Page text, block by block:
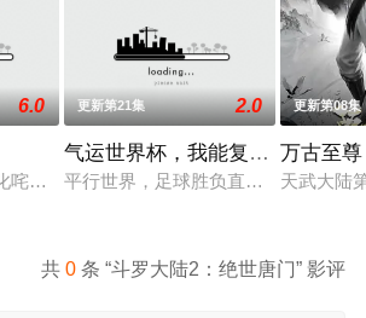
6.0
咤修真界，宗内弟子皆是天骄，所向披靡
更新第21集 2.0
气运世界杯，我能复制所有球星
平行世界，足球胜负直接绑定国运。
更新第08集
万古至
天武大陆
共0 条 “斗罗大陆2：绝世唐门” 影评